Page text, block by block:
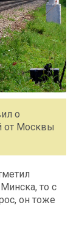
о
от Москвы
то с
он тоже